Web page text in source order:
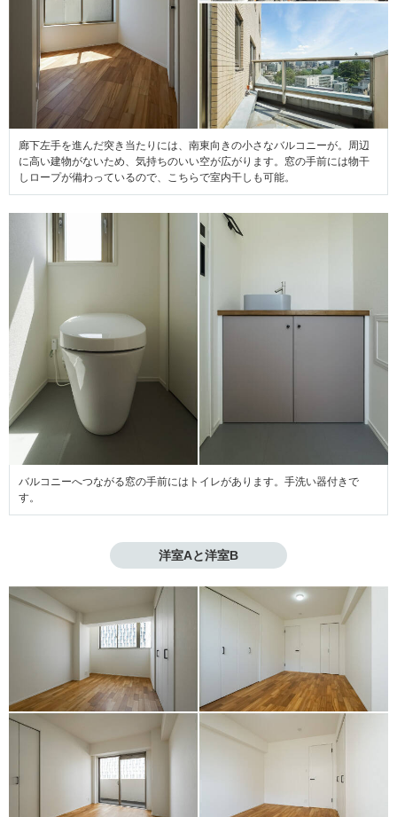
廊下左手を進んだ突き当たりには、南東向きの小さなバルコニーが。周辺
に高い建物がないため、気持ちのいい空が広がります。窓の手前には物干
しロープが備わっているので、こちらで室内干しも可能。
バルコニーへつながる窓の手前にはトイレがあります。手洗い器付きで
す。
洋室Aと洋室B